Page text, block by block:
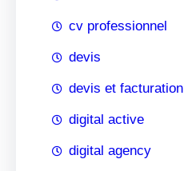
cv professionnel
devis
devis et facturation
digital active
digital agency